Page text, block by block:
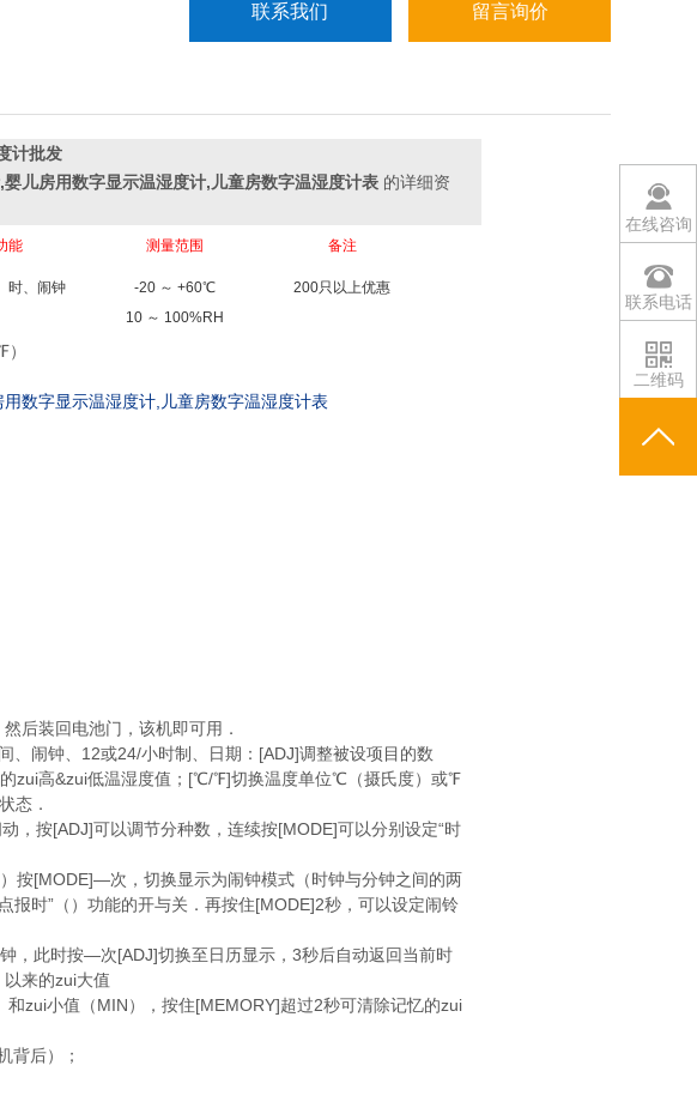
联系我们 留言询价
计批发
儿房用数字显示温湿度计,儿童房数字温湿度计表 的详细资
能 测量范围 备注
时、闹钟 -20 ～ +60℃
10 ～ 100%RH
200只以上优惠
数字显示温湿度计,儿童房数字温湿度计表
后装回电池门，该机即可用．
、闹钟、12或24/小时制、日期：[ADJ]调整被设项目的数
zui高&zui低温湿度值；[℃/℉]切换温度单位℃（摄氏度）或℉
态．
，按[ADJ]可以调节分种数，连续按[MODE]可以分别设定“时
按[MODE]—次，切换显示为闹钟模式（时钟与分钟之间的两
报时”（）功能的开与关．再按住[MODE]2秒，可以设定闹铃
，此时按—次[ADJ]切换至日历显示，3秒后自动返回当前时
来的zui大值
zui小值（MIN），按住[MEMORY]超过2秒可清除记忆的zui
背后）；
在线咨询
联系电话
二维码